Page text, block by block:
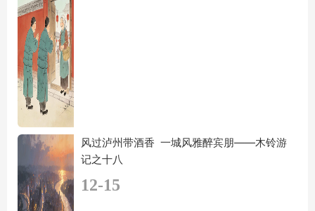
风过泸州带酒香 一城风雅醉宾朋——木铃游
记之十八
12-15